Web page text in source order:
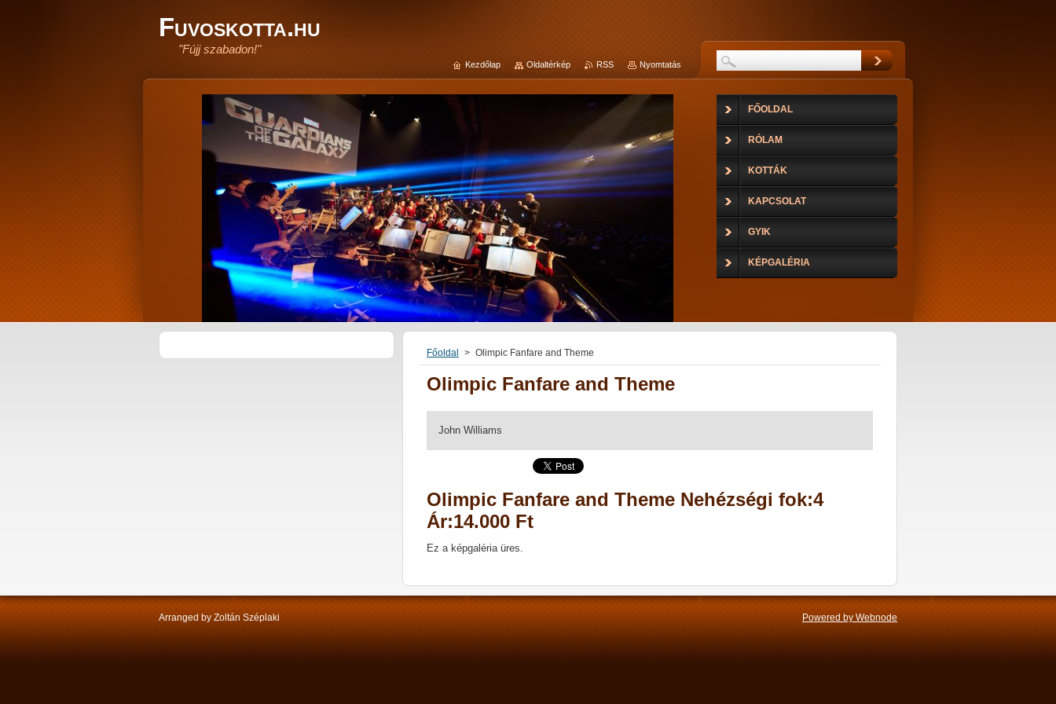
Fuvoskotta.hu
"Fújj szabadon!"
Főoldal > Olimpic Fanfare and Theme
Olimpic Fanfare and Theme
John Williams
Olimpic Fanfare and Theme Nehézségi fok:4
Ár:14.000 Ft
Ez a képgaléria üres.
FŐOLDAL
RÓLAM
KOTTÁK
KAPCSOLAT
GYIK
KÉPGALÉRIA
Kezdőlap Oldaltérkép RSS Nyomtatás
Arranged by Zoltán Széplaki Powered by Webnode